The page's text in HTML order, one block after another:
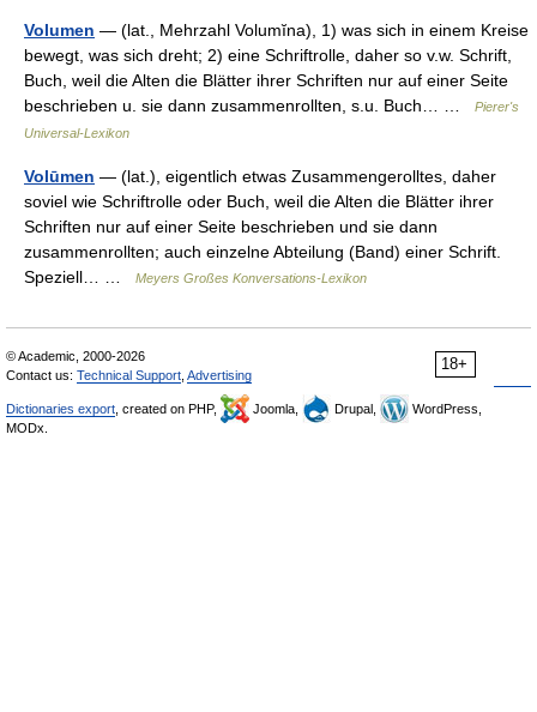
Volumen — (lat., Mehrzahl Volumĭna), 1) was sich in einem Kreise
bewegt, was sich dreht; 2) eine Schriftrolle, daher so v.w. Schrift,
Buch, weil die Alten die Blätter ihrer Schriften nur auf einer Seite
beschrieben u. sie dann zusammenrollten, s.u. Buch… …
Pierer's
Universal-Lexikon
Volūmen — (lat.), eigentlich etwas Zusammengerolltes, daher
soviel wie Schriftrolle oder Buch, weil die Alten die Blätter ihrer
Schriften nur auf einer Seite beschrieben und sie dann
zusammenrollten; auch einzelne Abteilung (Band) einer Schrift.
Speziell… …
Meyers Großes Konversations-Lexikon
18+
© Academic, 2000-2026
Contact us: Technical Support Advertising
Dictionaries export , created on PHP, Joomla, Drupal,
WordPress,
MODx.